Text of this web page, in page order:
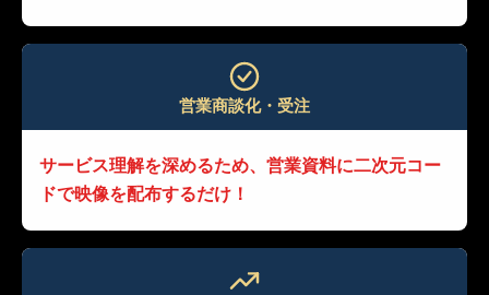
営業商談化・受注
サービス理解を深めるため、 営業資料に二次元コー
ドで映像を配布するだけ！